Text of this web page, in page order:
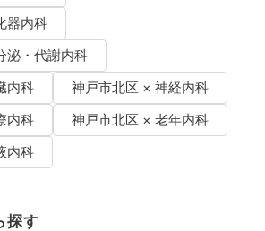
器内科
泌・代謝内科
内科
神戸市北区 × 神経内科
内科
神戸市北区 × 老年内科
内科
探す